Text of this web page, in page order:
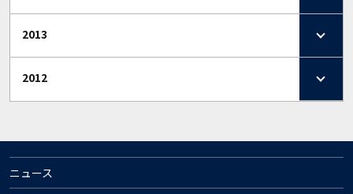
2013
2012
ニュース